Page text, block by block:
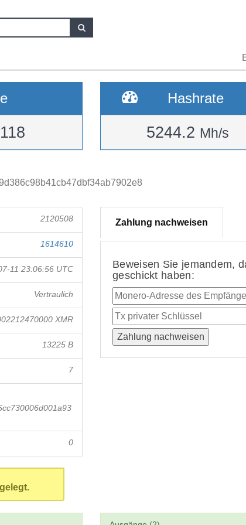
Hashrate
5244.2 Mh/s
2120508
1614610
11 23:06:56 UTC
Vertraulich
XMR
13225 B
7
0
Zahlung nachweisen
Beweisen Sie jemandem,
geschickt haben: